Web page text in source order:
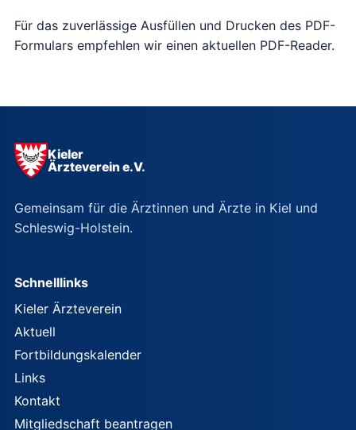
Für das zuverlässige Ausfüllen und Drucken des PDF-
Formulars empfehlen wir einen aktuellen PDF-Reader.
Kieler
Ärzteverein e.V.
Gemeinsam für die Ärztinnen und Ärzte in Kiel und
Schleswig-Holstein.
Schnelllinks
Kieler Ärzteverein
Aktuell
Fortbildungskalender
Links
Kontakt
Mitgliedschaft beantragen